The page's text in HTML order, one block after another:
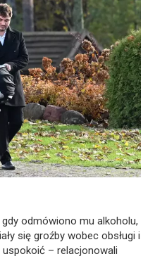
odmówiono mu alkoholu,
się groźby wobec obsługi i
– relacjonowali